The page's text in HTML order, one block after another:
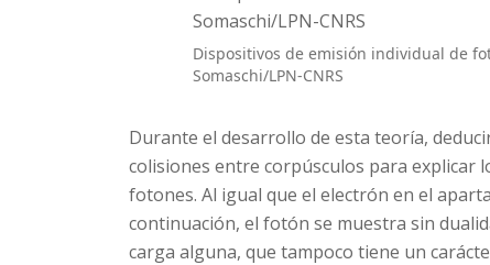
Dispositivos de emisión individual de
Somaschi/LPN-CNRS
Durante el desarrollo de esta teoría,
colisiones entre corpúsculos para explicar
fotones. Al igual que el electrón en el
continuación, el fotón se muestra sin
carga alguna, que tampoco tiene un